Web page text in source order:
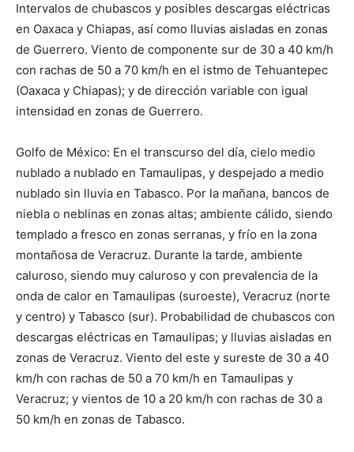
Intervalos de chubascos y posibles descargas eléctricas
en Oaxaca y Chiapas, así como lluvias aisladas en zonas
de Guerrero. Viento de componente sur de 30 a 40 km/h
con rachas de 50 a 70 km/h en el istmo de Tehuantepec
(Oaxaca y Chiapas); y de dirección variable con igual
intensidad en zonas de Guerrero.
Golfo de México: En el transcurso del día, cielo medio
nublado a nublado en Tamaulipas, y despejado a medio
nublado sin lluvia en Tabasco. Por la mañana, bancos de
niebla o neblinas en zonas altas; ambiente cálido, siendo
templado a fresco en zonas serranas, y frío en la zona
montañosa de Veracruz. Durante la tarde, ambiente
caluroso, siendo muy caluroso y con prevalencia de la
onda de calor en Tamaulipas (suroeste), Veracruz (norte
y centro) y Tabasco (sur). Probabilidad de chubascos con
descargas eléctricas en Tamaulipas; y lluvias aisladas en
zonas de Veracruz. Viento del este y sureste de 30 a 40
km/h con rachas de 50 a 70 km/h en Tamaulipas y
Veracruz; y vientos de 10 a 20 km/h con rachas de 30 a
50 km/h en zonas de Tabasco.